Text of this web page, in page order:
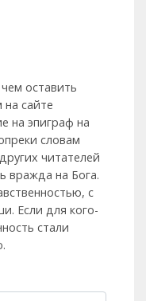
оставить
сайте
на эпиграф на
словам
читателей
вражда на Бога.
с
Если для кого-
стали